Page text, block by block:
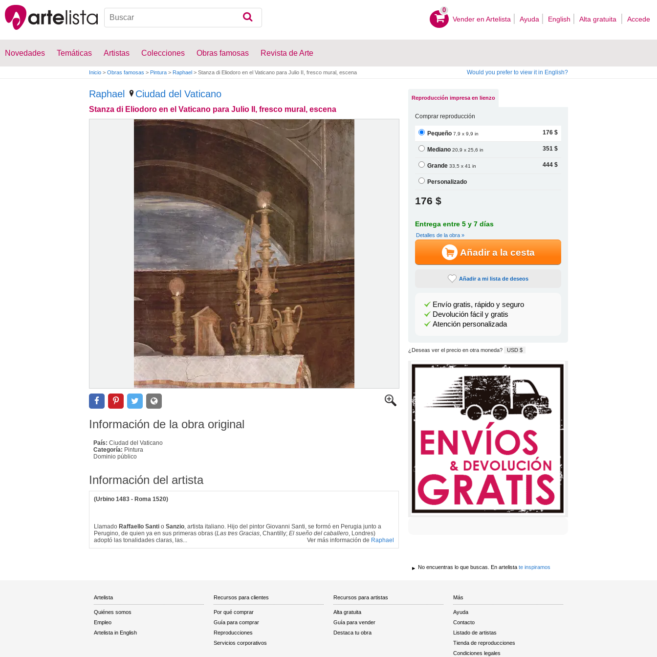
0
Vender en Artelista Ayuda English Alta gratuita Accede
Novedades Temáticas Artistas Colecciones Obras famosas Revista de Arte
Inicio > Obras famosas > Pintura > Raphael > Stanza di Eliodoro en el Vaticano para Julio II, fresco mural, escena Would you prefer to view it in English?
Raphael Ciudad del Vaticano
Stanza di Eliodoro en el Vaticano para Julio II, fresco mural, escena
Información de la obra original
País: Ciudad del Vaticano
Categoría: Pintura
Dominio público
Información del artista
(Urbino 1483 - Roma 1520)
Llamado Raffaello Santi o Sanzio , artista italiano. Hijo del pintor Giovanni Santi, se formó en Perugia junto a
Perugino, de quien ya en sus primeras obras (Las tres Gracias , Chantilly; El sueño del caballero , Londres)
adoptó las tonalidades claras, las...
Ver más información de Raphael
Reproducción impresa en lienzo
Comprar reproducción
Pequeño7,9 x 9,9 in 176 $
Mediano20,9 x 25,6 in 351 $
Grande33,5 x 41 in 444 $
Personalizado
176 $
Entrega entre 5 y 7 días
Detalles de la obra »
Añadir a la cesta
Añadir a mi lista de deseos
Envío gratis, rápido y seguro
Devolución fácil y gratis
Atención personalizada
¿Deseas ver el precio en otra moneda? USD $
No encuentras lo que buscas. En artelista te inspiramos
Artelista
Quiénes somos
Empleo
Artelista in English
Recursos para clientes
Por qué comprar
Guía para comprar
Reproducciones
Servicios corporativos
Recursos para artistas
Alta gratuita
Guía para vender
Destaca tu obra
Más
Ayuda
Contacto
Listado de artistas
Tienda de reproducciones
Condiciones legales